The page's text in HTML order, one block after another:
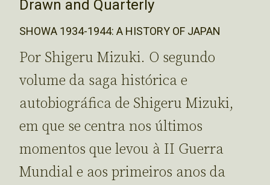
Drawn and Quarterly
SHOWA 1934-1944: A HISTORY OF JAPAN
Por Shigeru Mizuki. O segundo
volume da saga histórica e
autobiográfica de Shigeru Mizuki,
em que se centra nos últimos
momentos que levou à II Guerra
Mundial e aos primeiros anos da